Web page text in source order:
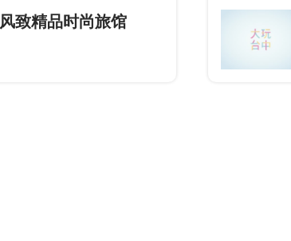
风致精品时尚旅馆